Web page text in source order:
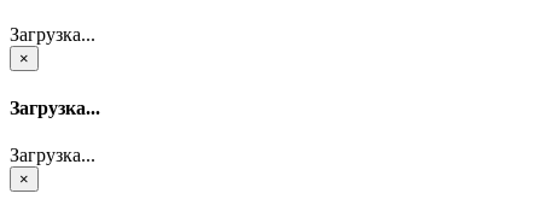
Загрузка...
×
Загрузка...
Загрузка...
×